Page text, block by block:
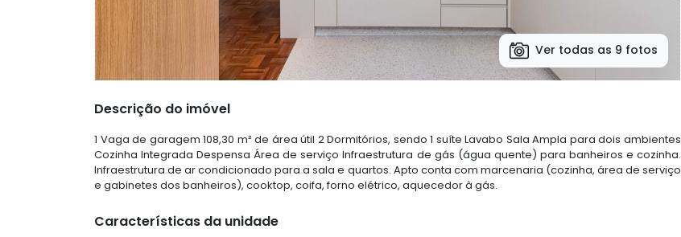
Ver todas as 9 fotos
Descrição do imóvel
1 Vaga de garagem 108,30 m² de área útil 2 Dormitórios, sendo 1 suíte Lavabo Sala Ampla para dois ambientes
Cozinha Integrada Despensa Área de serviço Infraestrutura de gás (água quente) para banheiros e cozinha.
Infraestrutura de ar condicionado para a sala e quartos. Apto conta com marcenaria (cozinha, área de serviço
e gabinetes dos banheiros), cooktop, coifa, forno elétrico, aquecedor à gás.
Características da unidade